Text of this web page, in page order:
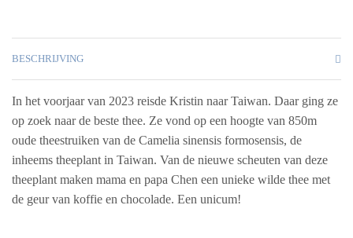
BESCHRIJVING
In het voorjaar van 2023 reisde Kristin naar Taiwan. Daar ging ze
op zoek naar de beste thee. Ze vond op een hoogte van 850m
oude theestruiken van de Camelia sinensis formosensis, de
inheems theeplant in Taiwan. Van de nieuwe scheuten van deze
theeplant maken mama en papa Chen een unieke wilde thee met
de geur van koffie en chocolade. Een unicum!